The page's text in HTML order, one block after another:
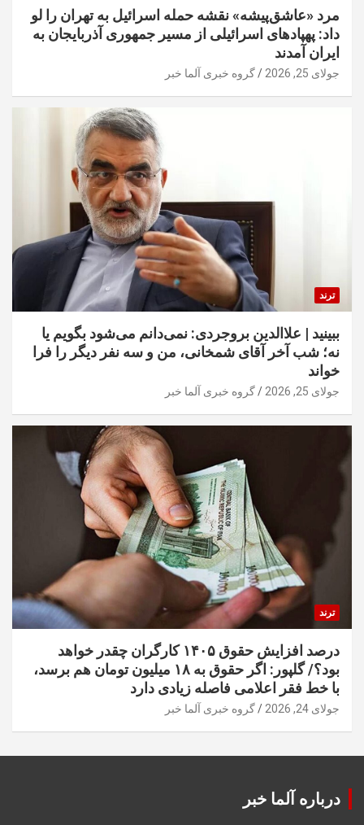
مرد «عاشق‌پیشه» نقشه حمله اسرائیل به تهران را لو
داد: پهپادهای اسرائیلی از مسیر جمهوری آذربایجان به
ایران آمدند
جولای 25, 2026 گروه خبری آلما خبر
ترند
ببینید | علاالدین بروجردی: نمی‌دانم می‌شود بگویم یا
نه؛ شب آخر آقای شمخانی، من و سه نفر دیگر را فرا
خواند
جولای 25, 2026 گروه خبری آلما خبر
ترند
درصد افزایش حقوق ۱۴۰۵ کارگران چقدر خواهد
بود؟/ گلپور: اگر حقوق به ۱۸ میلیون تومان هم برسد،
با خط فقر اعلامی فاصله زیادی دارد
جولای 24, 2026 گروه خبری آلما خبر
درباره آلما خبر